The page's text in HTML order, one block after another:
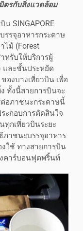
ตรกับสิ่งแวดล้อม
SINGAPORE
รรจุอาหารกระดาษ
ไม้ (Forest
หรับให้บริการผู้
และชั้นประหยัด
องบางเที่ยวบิน เพื่อ
ทั้งนี้สายการบินจะ
อภาชนะกระดาษนี้
ะกอบการตัดสินใจ
กเที่ยวบินระยะ
ภาชนะบรรจุอาหาร
ใช้ ทางสายการบิน
คาร์บอนฟุตพริ้นท์